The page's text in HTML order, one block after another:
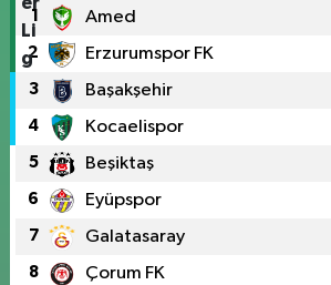
1 Amed
2 Erzurumspor FK
3 Başakşehir
4 Kocaelispor
5 Beşiktaş
6 Eyüpspor
7 Galatasaray
8 Çorum FK